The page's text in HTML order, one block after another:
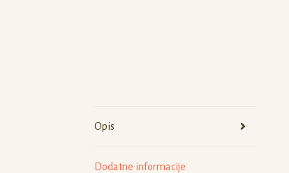
Opis
Dodatne informacije